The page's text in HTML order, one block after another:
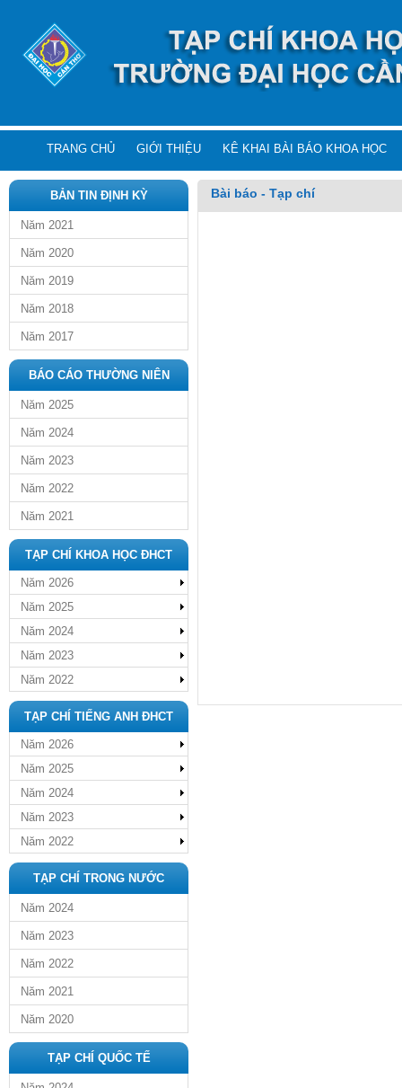
TRANG CHỦ GIỚI THIỆU KÊ KHAI BÀI BÁO KHOA HỌC
BẢN TIN ĐỊNH KỲ
Năm 2021
Năm 2020
Năm 2019
Năm 2018
Năm 2017
BÁO CÁO THƯỜNG NIÊN
Năm 2025
Năm 2024
Năm 2023
Năm 2022
Năm 2021
TẠP CHÍ KHOA HỌC ĐHCT
Năm 2026
Năm 2025
Năm 2024
Năm 2023
Năm 2022
TẠP CHÍ TIẾNG ANH ĐHCT
Năm 2026
Năm 2025
Năm 2024
Năm 2023
Năm 2022
TẠP CHÍ TRONG NƯỚC
Năm 2024
Năm 2023
Năm 2022
Năm 2021
Năm 2020
TẠP CHÍ QUỐC TẾ
Bài báo - Tạp chí